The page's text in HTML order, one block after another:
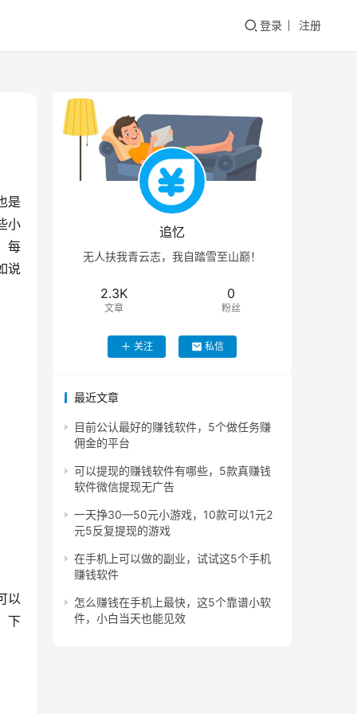
登录 注册
是
小
每
说
以
下
追忆
无人扶我青云志，我自踏雪至山巅！
2.3K
文章
0
粉丝
关注 私信
最近文章
目前公认最好的赚钱软件，5个做任务赚
佣金的平台
可以提现的赚钱软件有哪些，5款真赚钱
软件微信提现无广告
一天挣30—50元小游戏，10款可以1元2
元5反复提现的游戏
在手机上可以做的副业，试试这5个手机
赚钱软件
怎么赚钱在手机上最快，这5个靠谱小软
件，小白当天也能见效